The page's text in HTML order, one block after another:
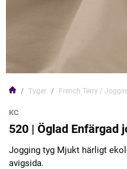
Tyger French Terry /
KC
520 | Öglad Enfärgad
Jogging tyg Mjukt härligt
avigsida.